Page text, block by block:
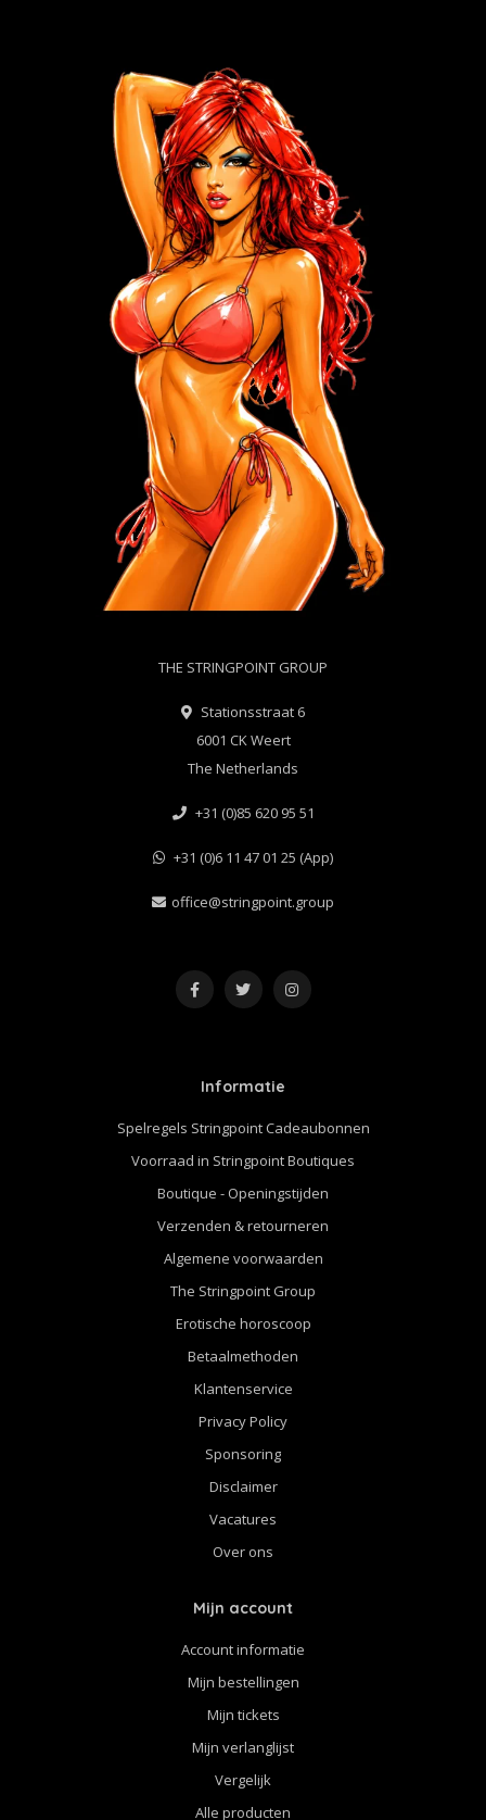
THE STRINGPOINT GROUP
Stationsstraat 6
6001 CK Weert
The Netherlands
+31 (0)85 620 95 51
+31 (0)6 11 47 01 25 (App)
office@stringpoint.group
Informatie
Spelregels Stringpoint Cadeaubonnen
Voorraad in Stringpoint Boutiques
Boutique - Openingstijden
Verzenden & retourneren
Algemene voorwaarden
The Stringpoint Group
Erotische horoscoop
Betaalmethoden
Klantenservice
Privacy Policy
Sponsoring
Disclaimer
Vacatures
Over ons
Mijn account
Account informatie
Mijn bestellingen
Mijn tickets
Mijn verlanglijst
Vergelijk
Alle producten